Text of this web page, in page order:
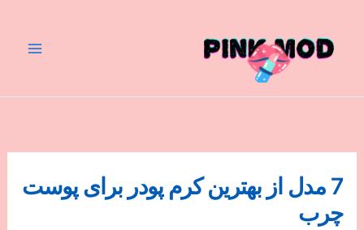
محتوا
7 مدل از بهترین کرم پودر برای پوست
چرب